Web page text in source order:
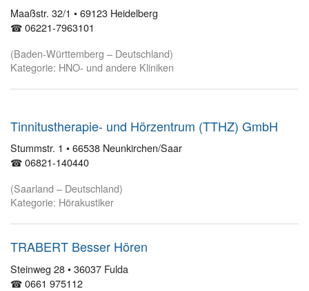
Maaßstr. 32/1 • 69123 Heidelberg
☎ 06221-7963101
(Baden-Württemberg – Deutschland)
Kategorie: HNO- und andere Kliniken
Tinnitustherapie- und Hörzentrum (TTHZ) GmbH
Stummstr. 1 • 66538 Neunkirchen/Saar
☎ 06821-140440
(Saarland – Deutschland)
Kategorie: Hörakustiker
TRABERT Besser Hören
Steinweg 28 • 36037 Fulda
☎ 0661 975112